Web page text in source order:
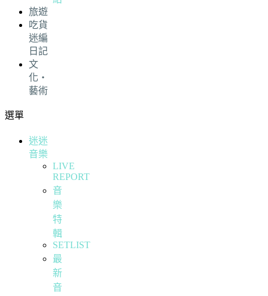
旅遊
吃貨
迷編
日記
文
化・
藝術
選單
迷迷
音樂
LIVE
REPORT
音
樂
特
輯
SETLIST
最
新
音